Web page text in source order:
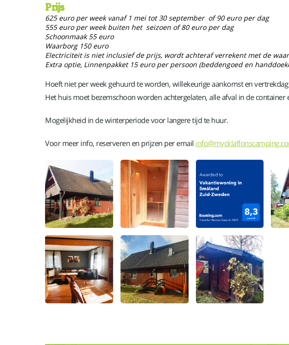
Prijs
625 euro per week vanaf 1 mei tot 30 september of 90 euro per dag
555 euro per week buiten het seizoen of 80 euro per dag
Schoonmaak 55 euro
Waarborg 150 euro
Electriciteit is niet inclusief de prijs, wordt achteraf verrekent met de
Extra optie, Linnenpakket 15 euro per persoon (beddengoed en
Hoeft niet per week gehuurd te worden, willekeurige aankomst en
Het huis moet bezemschoon worden achtergelaten, alle afval in de container
Mogelijkheid in de winterperiode voor langere tijd te huur.
Voor meer info, reserveren en prijzen per email